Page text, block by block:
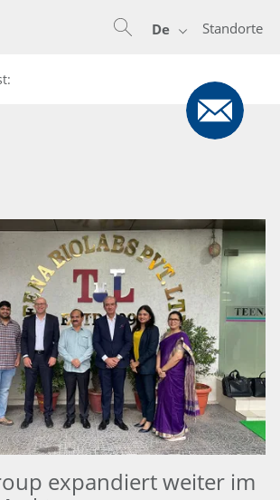
Standorte
De
expandiert weiter im